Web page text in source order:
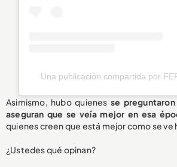
Una publicación compartida por
Asimismo, hubo quienes se
aseguran que se veía mejor en esa
quienes creen que está mejor como se ve
¿Ustedes qué opinan?